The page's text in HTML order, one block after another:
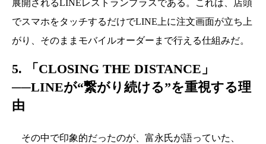
展開されるLINEレストランプラスである。これは、店頭
でスマホをタッチするだけでLINE上に注文画面が立ち上
がり、そのままモバイルオーダーまで行える仕組みだ。
5. 「 CLOSING THE DISTANCE 」
──LINEが“繋がり続ける”を重視する理
由
その中で印象的だったのが、富永氏が語っていた、